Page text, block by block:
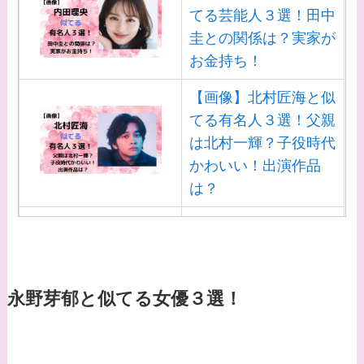
てる芸能人３選！田中
圭との関係は？実家が
お金持ち！
【画像】北村匠海と似
てる有名人３選！父親
は北村一輝？子役時代
かわいい！出演作品
は？
ーズ出身？
永野芽郁と似てる女優３選！